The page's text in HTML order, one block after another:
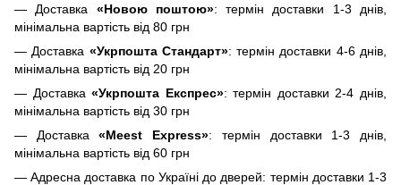
— Доставка «Новою поштою»: термін доставки 1-3 днів,
мінімальна вартість від 80 грн
— Доставка «Укрпошта Стандарт»: термін доставки 4-6 днів,
мінімальна вартість від 20 грн
— Доставка«Укрпошта Експрес»: термін доставки 2-4 днів,
мінімальна вартість від 30 грн
— Доставка«Meest Express»: термін доставки 1-3 днів,
мінімальна вартість від 60 грн
— Адресна доставка по Україні до дверей: термін доставки 1-3